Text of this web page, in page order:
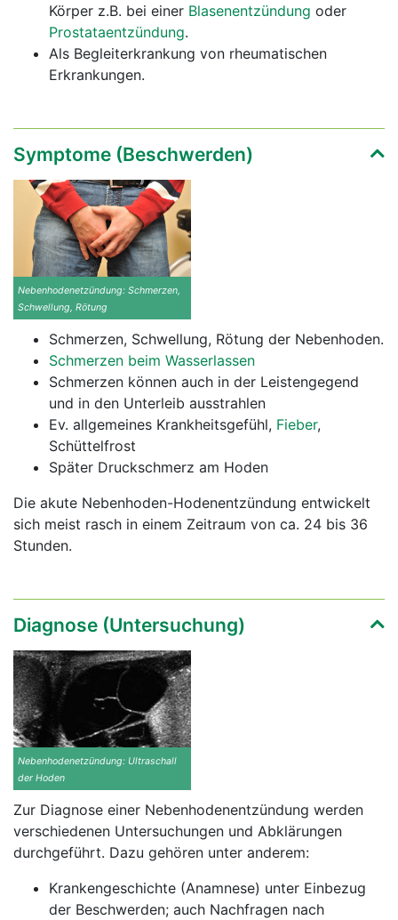
Körper z.B. bei einer Blasenentzündung oder
Prostataentzündung.
Als Begleiterkrankung von rheumatischen
Erkrankungen.
Symptome (Beschwerden)
Nebenhodenetzündung: Schmerzen,
Schwellung, Rötung
Schmerzen, Schwellung, Rötung der Nebenhoden.
Schmerzen beim Wasserlassen
Schmerzen können auch in der Leistengegend
und in den Unterleib ausstrahlen
Ev. allgemeines Krankheitsgefühl, Fieber,
Schüttelfrost
Später Druckschmerz am Hoden
Die akute Nebenhoden-Hodenentzündung entwickelt
sich meist rasch in einem Zeitraum von ca. 24 bis 36
Stunden.
Diagnose (Untersuchung)
Nebenhodenetzündung: Ultraschall
der Hoden
Zur Diagnose einer Nebenhodenentzündung werden
verschiedenen Untersuchungen und Abklärungen
durchgeführt. Dazu gehören unter anderem:
Krankengeschichte (Anamnese) unter Einbezug
der Beschwerden; auch Nachfragen nach